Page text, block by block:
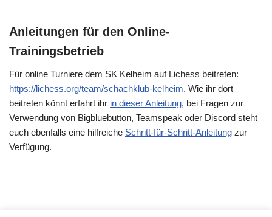
Anleitungen für den Online-
Trainingsbetrieb
Für online Turniere dem SK Kelheim auf Lichess beitreten:
https://lichess.org/team/schachklub-kelheim. Wie ihr dort
beitreten könnt erfahrt ihr in dieser Anleitung, bei Fragen zur
Verwendung von Bigbluebutton, Teamspeak oder Discord steht
euch ebenfalls eine hilfreiche Schritt-für-Schritt-Anleitung zur
Verfügung.